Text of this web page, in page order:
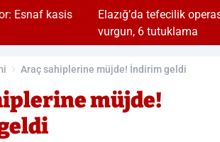
Elazığ’da tefecilik operasyonu: 1 Milyar
vurgun, 6 tutuklama
Araç sahiplerine müjde! İndirim geldi
müjde!